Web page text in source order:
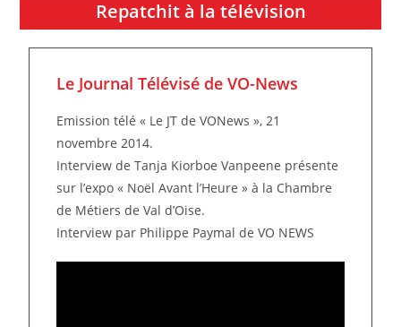
Repatchit à la télévision
Le Journal Télévisé de VO-News
Emission télé « Le JT de VONews », 21
novembre 2014.
Interview de Tanja Kiorboe Vanpeene présente
sur l’expo « Noël Avant l’Heure » à la Chambre
de Métiers de Val d’Oise.
Interview par Philippe Paymal de VO NEWS